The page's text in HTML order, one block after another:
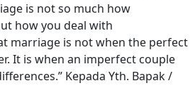
is not so much how
how you deal with
marriage is not when the perfect
It is when an imperfect couple
Kepada Yth. Bapak /